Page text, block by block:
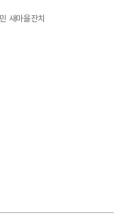
새마을잔치